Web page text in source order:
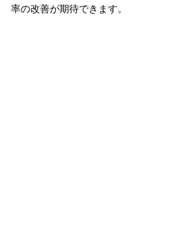
率の改善が期待できます。